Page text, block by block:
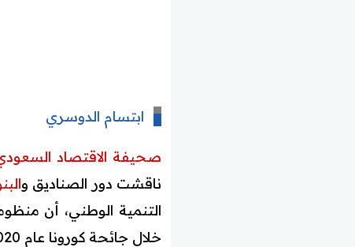
ابتسام الدوسري
صحيفة الاقتصاد
ناقشت دور الصناديق و
خلال جائحة كورونا عام 2020، دعماً للقطاع الخاص وتخفيفًا للآثار الاقتصادية للجائحة.